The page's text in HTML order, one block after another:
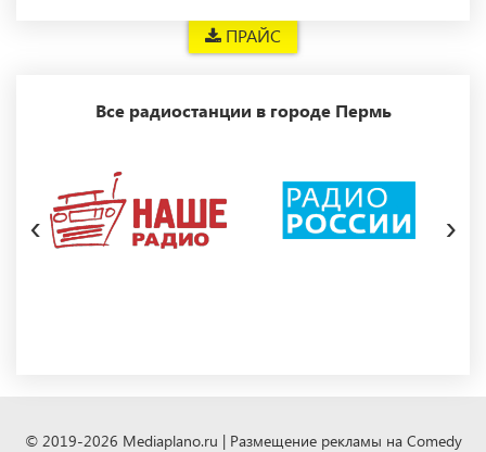
ПРАЙС
Все радиостанции в городе Пермь
‹ ›
© 2019-2026 Mediaplano.ru | Размещение рекламы на Comedy